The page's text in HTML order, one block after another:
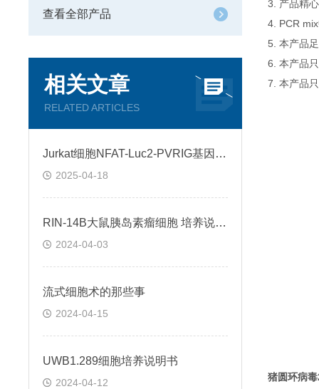
查看全部产品
相关文章
RELATED ARTICLES
Jurkat细胞NFAT-Luc2-PVRIG基因过表达稳转株的构建与意义
2025-04-18
RIN-14B大鼠胰岛素瘤细胞 培养说明书
2024-04-03
流式细胞术的那些事
2024-04-15
UWB1.289细胞培养说明书
2024-04-12
3. 产品精
4. PCR
5. 本产品
6. 本产品
7. 本产品
猪圆环病